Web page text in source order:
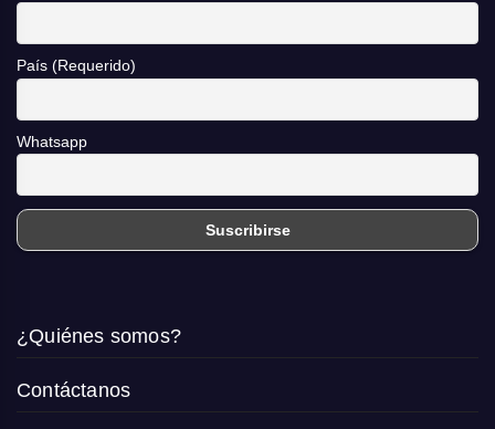
País (Requerido)
Whatsapp
¿Quiénes somos?
Contáctanos